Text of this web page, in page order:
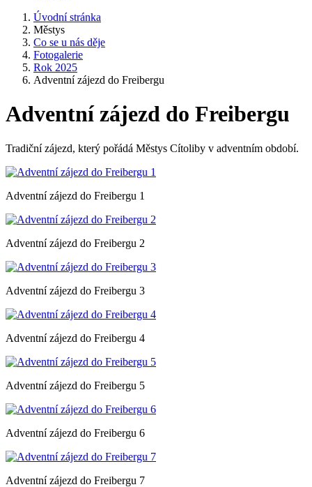
Úvodní stránka
Městys
Co se u nás děje
Fotogalerie
Rok 2025
Adventní zájezd do Freibergu
Adventní zájezd do Freibergu
Tradiční zájezd, který pořádá Městys Cítoliby v adventním období.
Adventní zájezd do Freibergu 1
Adventní zájezd do Freibergu 2
Adventní zájezd do Freibergu 3
Adventní zájezd do Freibergu 4
Adventní zájezd do Freibergu 5
Adventní zájezd do Freibergu 6
Adventní zájezd do Freibergu 7